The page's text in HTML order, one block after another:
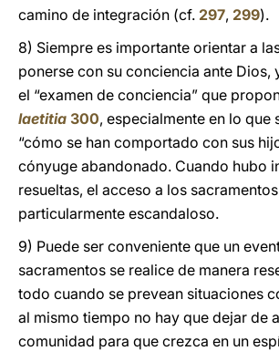
camino de integración (cf. 297, 299).
8) Siempre es importante orientar a
ponerse con su conciencia ante Dios,
el “examen de conciencia” que
laetitia 300, especialmente en lo que
“cómo se han comportado con sus
cónyuge abandonado. Cuando hubo
resueltas, el acceso a los
particularmente escandaloso.
9) Puede ser conveniente que un
sacramentos se realice de manera
todo cuando se prevean situaciones
al mismo tiempo no hay que dejar de
comunidad para que crezca en un